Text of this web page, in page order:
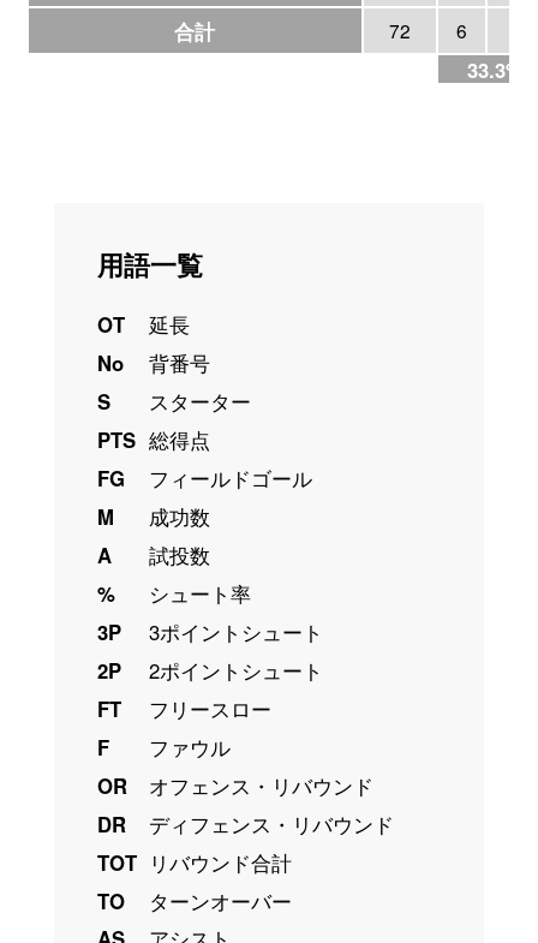
合計 72 6
33.3%
用語一覧
OT
延長
No
背番号
S
スターター
PTS 総得点
FG
フィールドゴール
M
成功数
A
試投数
%
シュート率
3P
3ポイントシュート
2P
2ポイントシュート
FT
フリースロー
F
ファウル
OR
オフェンス・リバウンド
DR
ディフェンス・リバウンド
TOT リバウンド合計
TO
ターンオーバー